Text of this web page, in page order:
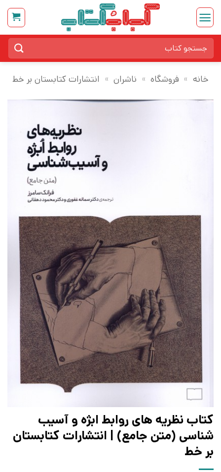
Skip
content
برای:
خانه » فروشگاه » ناشران » انتشارات کتابستان بر خط
کتاب نظریه های روابط ابژه‌ و آسیب
شناسی (متن جامع) | انتشارات کتابستان
بر خط